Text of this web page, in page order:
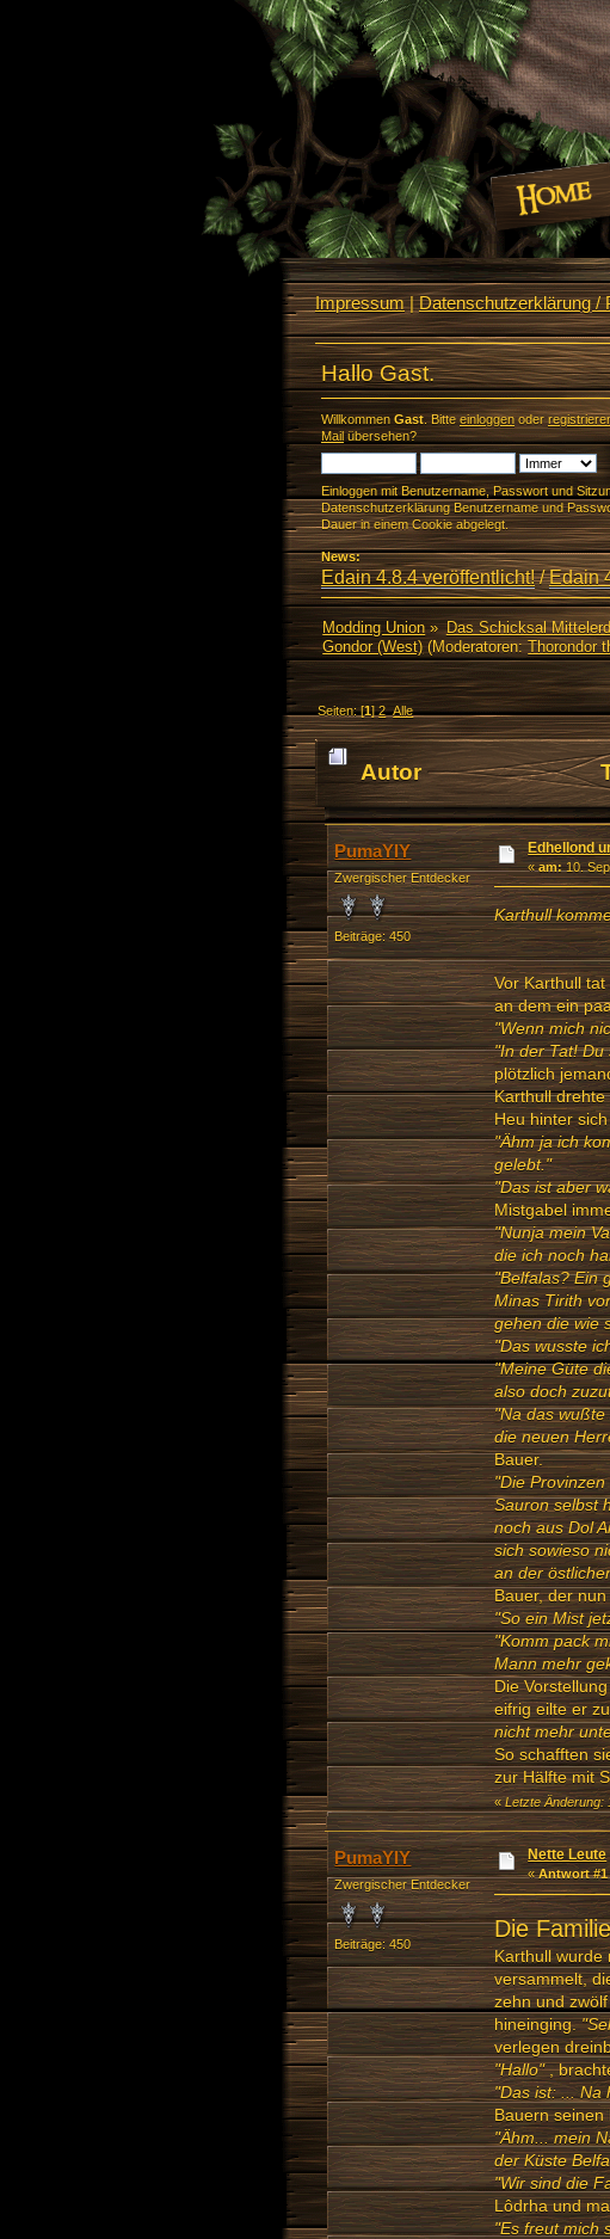
Impressum|Datenschutzerklärung /
Hallo Gast.
Willkommen Gast. Bitte einloggenoder
Mailübersehen?
Einloggen mit Benutzername, Passwort und
Datenschutzerklärung Benutzername und
Dauer in einem Cookie abgelegt.
News:
Edain 4.8.4 veröffentlicht!/Edain
Modding Union» Das Schicksal
Gondor (West)(Moderatoren:Thorondor
Seiten: [1]2 Alle
Autor
PumaYIY
Zwergischer Entdecker
Beiträge: 450
Edhellond
«am:10.
Karthull
Vor Karthull
an dem ein
"Wenn mich
"In der Tat! Du
plötzlich
Karthull
Heu hinter
"Ähm ja ich
gelebt."
"Das ist aber
Mistgabel
"Nunja mein
die ich noch
"Belfalas? Ein
Minas Tirith
gehen die wie
"Das wusste
"Meine Güte
also doch
"Na das
die neuen
Bauer.
"Die
Sauron selbst
noch aus Dol
sich sowieso
an der
Bauer, der
"So ein Mist
"Komm pack
Mann mehr
Die
eifrig eilte er
nicht mehr
So schafften
zur Hälfte mit
«Letzte Änderung:
PumaYIY
Zwergischer Entdecker
Beiträge: 450
Nette Leute
«Antwort #1
Die
Karthull wurde
versammelt,
zehn und
hineinging.
verlegen
"Hallo",
"Das ist: ... Na
Bauern
"Ähm... mein
der Küste
"Wir sind die
Lôdrha und
"Es freut mich